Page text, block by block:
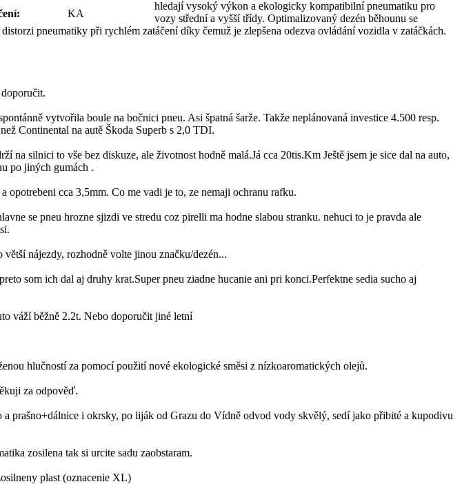
KA
hledají vysoký výkon a ekologicky kompatibilní pneumatiku pro
vozy střední a vyšší třídy. Optimalizovaný dezén běhounu se
pneumatiky při rychlém zatáčení díky čemuž je zlepšena odezva ovládání vozidla v zatáčkách.
vytvořila boule na bočnici pneu. Asi špatná šarže. Takže neplánovaná investice 4.500 resp.
Continental na autě Škoda Superb s 2,0 TDI.
silnici to vše bez diskuze, ale životnost hodně malá.Já cca 20tis.Km Ještě jsem je sice dal na auto,
po jiných gumách .
opotrebeni cca 3,5mm. Co me vadi je to, ze nemaji ochranu rafku.
se pneu hrozne sjizdi ve stredu coz pirelli ma hodne slabou stranku. nehuci to je pravda ale
nájezdy, rozhodně volte jinou značku/dezén...
som ich dal aj druhy krat.Super pneu ziadne hucanie ani pri konci.Perfektne sedia sucho aj
váží běžně 2.2t. Nebo doporučit jiné letní
hlučností za pomocí použití nové ekologické směsi z nízkoaromatických olejů.
za odpověď.
i okrsky, po liják od Grazu do Vídně odvod vody skvělý, sedí jako přibité a kupodivu
zosilena tak si urcite sadu zaobstaram.
plast (oznacenie XL)